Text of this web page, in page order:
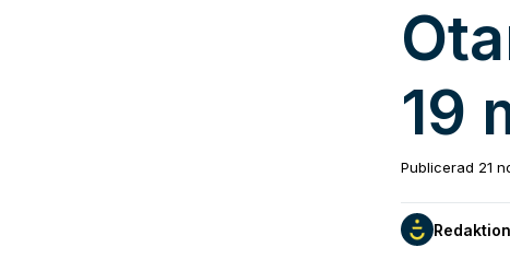
19
Publicerad 21